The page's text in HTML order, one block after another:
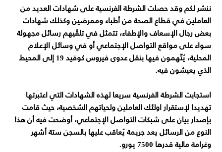
ننشر لكم وقد حصلت الشرطة الفرنسية على شهادات العديد من
العاملين في قطاع الصحة من أطباء وممرضين وكذلك شهادات
بعض رجال الإسعاف والإطفاء، تتمثل في تلقّيهم رسائل مجهولة
سواء على مواقع التواصل الإجتماعي أو في وسائل الإعلام
المحلية، يُتّهمون فيها بنقل عدوى فيروس كوفيد 19 إلى المحيط
الذي يعيشون فيه.
استجابت الشرطة الفرنسية سريعا لهذه الشهادات التي اعتبرتها
تهديدا لإستقرار اولئك العاملين ولحياتهم الشخصية، حيث قامت
بإصدار بيان على شبكات التواصل الإجتماعي، أوضحت فيه أن هذا
النوع من الرسائل يعد جريمة يُعاقب عليها بالسجن ستة أشهر
وغرامة مالية قدرها 7500 يورو.